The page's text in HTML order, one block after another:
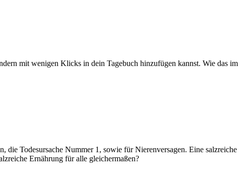
mit wenigen Klicks in dein Tagebuch hinzufügen kannst. Wie das im
Todesursache Nummer 1, sowie für Nierenversagen. Eine salzreiche
Ernährung für alle gleichermaßen?